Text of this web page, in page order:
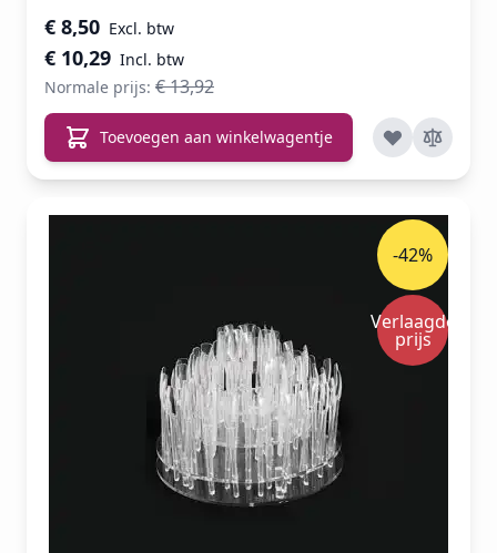
Speciale prijs
€ 10,29
€ 8,50
Normale prijs: € 13,92
Toevoegen aan winkelwagentje
-42%
Verlaagde
prijs